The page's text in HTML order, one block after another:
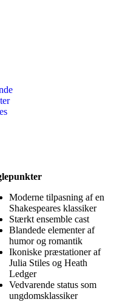
Moderne tilpasning af en
Shakespeares klassiker
Stærkt ensemble cast
Blandede elementer af
humor og romantik
Ikoniske præstationer af
Julia Stiles og Heath
Ledger
Vedvarende status som
ungdomsklassiker